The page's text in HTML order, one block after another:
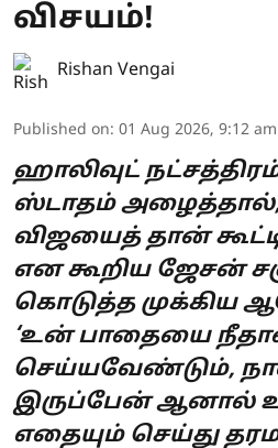
விசயம்!
Rishan Vengai
Published on: 01 Aug 2026, 9:12 am
ஹாலிவுட்
ஸ்டாதம்
விஜயைத் தான்
என கூறிய ஜேசன்
கொடுத்த முக்கிய
‘உன் பாதையை
செய்யவேண்டும்,
இருப்பேன் ஆனால்
எதையும் செய்து